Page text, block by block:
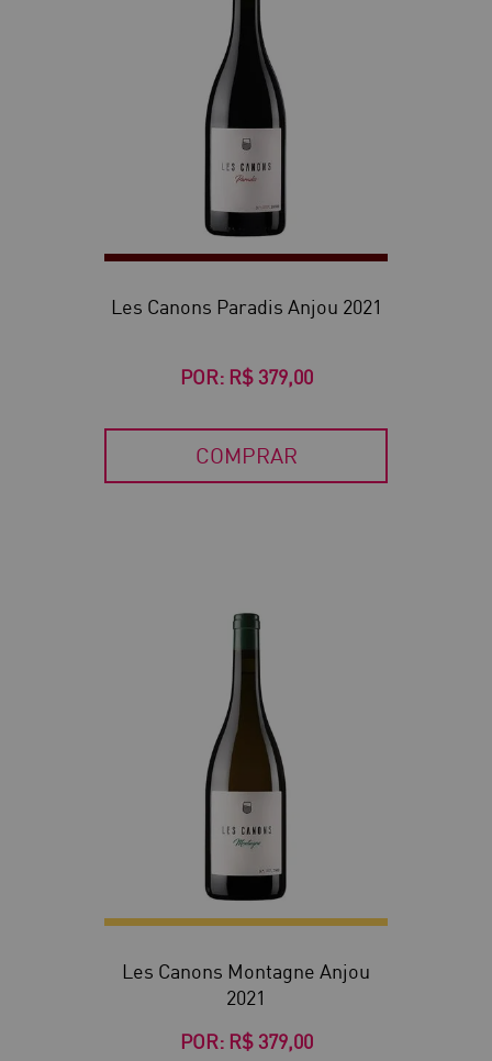
Les Canons Paradis Anjou 2021
POR: R$ 379,00
COMPRAR
Les Canons Montagne Anjou
2021
POR: R$ 379,00